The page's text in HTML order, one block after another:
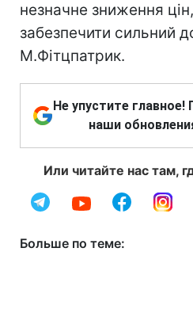
незначне зниження
забезпечити сильний
М.Фітцпатрик.
Не упустите
наши
Или читайте нас там,
Больше по теме: